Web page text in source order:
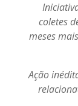
coletes
meses
Ação